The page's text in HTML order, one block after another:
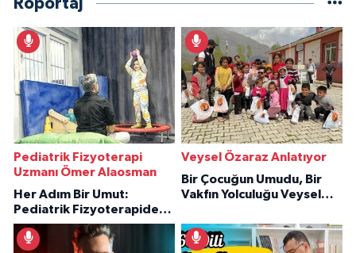
Röportaj
Pediatrik Fizyoterapi
Uzmanı Ömer Alaosman
Her Adım Bir Umut:
Pediatrik Fizyoterapiden
İlham Veren Hikâyeler
Veysel Özaraz Anlatıyor
Bir Çocuğun Umudu, Bir
Vakfın Yolculuğu Veysel